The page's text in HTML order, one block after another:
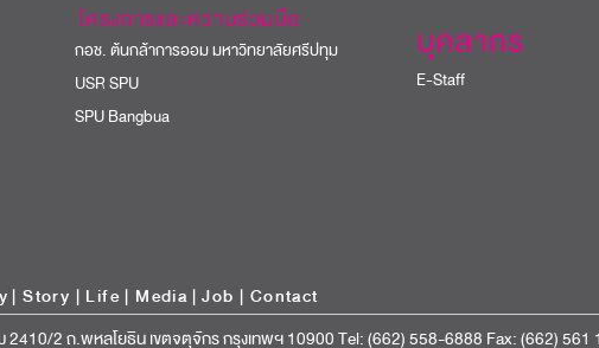
โครงการและความร่วมมือ
กอช. ต้นกล้าการออม มหาวิทยาลัยศรีปทุม
USR SPU
SPU Bangbua
บุคลากร
E-Staff
|Story | Life | Media |Job | Contact
2410/2 ถ.พหลโยธิน เขตจตุจักร กรุงเทพฯ 10900 Tel: (662) 558-6888 Fax: (662) 561